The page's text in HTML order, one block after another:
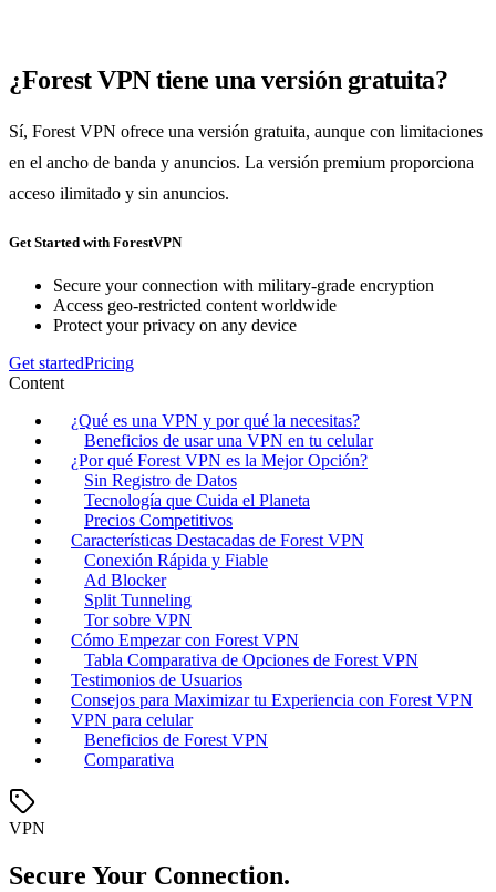
¿Forest VPN tiene una versión gratuita?
Sí, Forest VPN ofrece una versión gratuita, aunque con limitaciones
en el ancho de banda y anuncios. La versión premium proporciona
acceso ilimitado y sin anuncios.
Get Started with ForestVPN
Secure your connection with military-grade encryption
Access geo-restricted content worldwide
Protect your privacy on any device
Get startedPricing
Content
¿Qué es una VPN y por qué la necesitas?
Beneficios de usar una VPN en tu celular
¿Por qué Forest VPN es la Mejor Opción?
Sin Registro de Datos
Tecnología que Cuida el Planeta
Precios Competitivos
Características Destacadas de Forest VPN
Conexión Rápida y Fiable
Ad Blocker
Split Tunneling
Tor sobre VPN
Cómo Empezar con Forest VPN
Tabla Comparativa de Opciones de Forest VPN
Testimonios de Usuarios
Consejos para Maximizar tu Experiencia con Forest VPN
VPN para celular
Beneficios de Forest VPN
Comparativa
VPN
Secure Your Connection.